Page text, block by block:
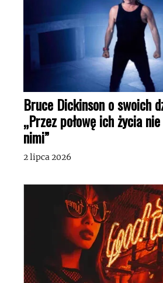
Bruce Dickinson o swoich
„Przez połowę ich życia
nimi”
2 lipca 2026